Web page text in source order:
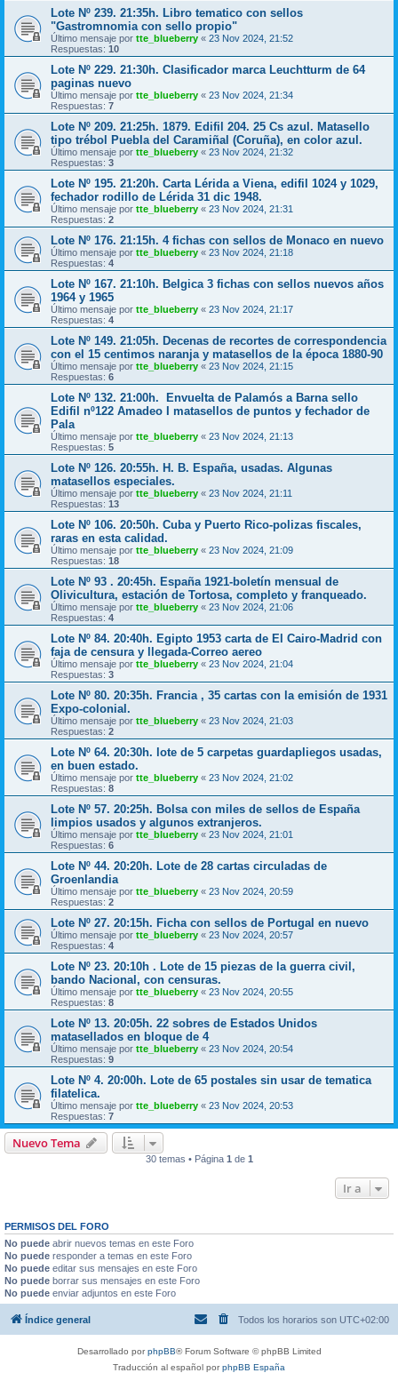
Lote Nº 239. 21:35h. Libro tematico con sellos
"Gastromnomia con sello propio"
Último mensaje por tte_blueberry « 23 Nov 2024, 21:52
Respuestas: 10
Lote Nº 229. 21:30h. Clasificador marca Leuchtturm de 64
paginas nuevo
Último mensaje por tte_blueberry « 23 Nov 2024, 21:34
Respuestas: 7
Lote Nº 209. 21:25h. 1879. Edifil 204. 25 Cs azul. Matasello
tipo trébol Puebla del Caramiñal (Coruña), en color azul.
Último mensaje por tte_blueberry « 23 Nov 2024, 21:32
Respuestas: 3
Lote Nº 195. 21:20h. Carta Lérida a Viena, edifil 1024 y 1029,
fechador rodillo de Lérida 31 dic 1948.
Último mensaje por tte_blueberry « 23 Nov 2024, 21:31
Respuestas: 2
Lote Nº 176. 21:15h. 4 fichas con sellos de Monaco en nuevo
Último mensaje por tte_blueberry « 23 Nov 2024, 21:18
Respuestas: 4
Lote Nº 167. 21:10h. Belgica 3 fichas con sellos nuevos años
1964 y 1965
Último mensaje por tte_blueberry « 23 Nov 2024, 21:17
Respuestas: 4
Lote Nº 149. 21:05h. Decenas de recortes de correspondencia
con el 15 centimos naranja y matasellos de la época 1880-90
Último mensaje por tte_blueberry « 23 Nov 2024, 21:15
Respuestas: 6
Lote Nº 132. 21:00h. Envuelta de Palamós a Barna sello
Edifil nº122 Amadeo I matasellos de puntos y fechador de
Pala
Último mensaje por tte_blueberry « 23 Nov 2024, 21:13
Respuestas: 5
Lote Nº 126. 20:55h. H. B. España, usadas. Algunas
matasellos especiales.
Último mensaje por tte_blueberry « 23 Nov 2024, 21:11
Respuestas: 13
Lote Nº 106. 20:50h. Cuba y Puerto Rico-polizas fiscales,
raras en esta calidad.
Último mensaje por tte_blueberry « 23 Nov 2024, 21:09
Respuestas: 18
Lote Nº 93 . 20:45h. España 1921-boletín mensual de
Olivicultura, estación de Tortosa, completo y franqueado.
Último mensaje por tte_blueberry « 23 Nov 2024, 21:06
Respuestas: 4
Lote Nº 84. 20:40h. Egipto 1953 carta de El Cairo-Madrid con
faja de censura y llegada-Correo aereo
Último mensaje por tte_blueberry « 23 Nov 2024, 21:04
Respuestas: 3
Lote Nº 80. 20:35h. Francia , 35 cartas con la emisión de 1931
Expo-colonial.
Último mensaje por tte_blueberry « 23 Nov 2024, 21:03
Respuestas: 2
Lote Nº 64. 20:30h. lote de 5 carpetas guardapliegos usadas,
en buen estado.
Último mensaje por tte_blueberry « 23 Nov 2024, 21:02
Respuestas: 8
Lote Nº 57. 20:25h. Bolsa con miles de sellos de España
limpios usados y algunos extranjeros.
Último mensaje por tte_blueberry « 23 Nov 2024, 21:01
Respuestas: 6
Lote Nº 44. 20:20h. Lote de 28 cartas circuladas de
Groenlandia
Último mensaje por tte_blueberry « 23 Nov 2024, 20:59
Respuestas: 2
Lote Nº 27. 20:15h. Ficha con sellos de Portugal en nuevo
Último mensaje por tte_blueberry « 23 Nov 2024, 20:57
Respuestas: 4
Lote Nº 23. 20:10h . Lote de 15 piezas de la guerra civil,
bando Nacional, con censuras.
Último mensaje por tte_blueberry « 23 Nov 2024, 20:55
Respuestas: 8
Lote Nº 13. 20:05h. 22 sobres de Estados Unidos
matasellados en bloque de 4
Último mensaje por tte_blueberry « 23 Nov 2024, 20:54
Respuestas: 9
Lote Nº 4. 20:00h. Lote de 65 postales sin usar de tematica
filatelica.
Último mensaje por tte_blueberry « 23 Nov 2024, 20:53
Respuestas: 7
Nuevo Tema
30 temas • Página 1 de 1
Ir a
PERMISOS DEL FORO
No puede abrir nuevos temas en este Foro
No puede responder a temas en este Foro
No puede editar sus mensajes en este Foro
No puede borrar sus mensajes en este Foro
No puede enviar adjuntos en este Foro
Índice general Todos los horarios son UTC+02:00
Desarrollado porphpBB® Forum Software © phpBB Limited
Traducción al español porphpBB España